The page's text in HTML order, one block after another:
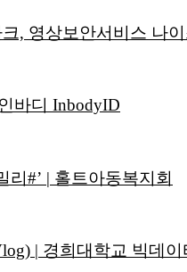
, 영상보안서비스 나
바디 InbodyID
리#’ | 홀트아동복지회
| 경희대학교 빅데